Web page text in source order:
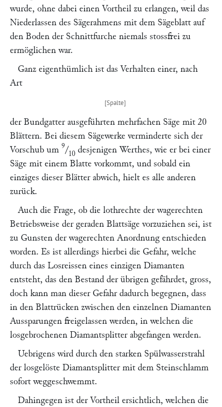
wurde, ohne dabei einen Vortheil zu erlangen, weil das
Niederlassen des Sägerahmens mit dem Sägeblatt auf
den Boden der Schnittfurche niemals stossfrei zu
ermöglichen war.
Ganz eigenthümlich ist das Verhalten einer, nach
Art
der Bundgatter ausgeführten mehrfachen Säge mit 20
Blättern. Bei diesem Sägewerke verminderte sich der
Vorschub um 9/10 desjenigen Werthes, wie er bei einer
Säge mit einem Blatte vorkommt, und sobald ein
einziges dieser Blätter abwich, hielt es alle anderen
zurück.
Auch die Frage, ob die lothrechte der wagerechten
Betriebsweise der geraden Blattsäge vorzuziehen sei, ist
zu Gunsten der wagerechten Anordnung entschieden
worden. Es ist allerdings hierbei die Gefahr, welche
durch das Losreissen eines einzigen Diamanten
entsteht, das den Bestand der übrigen gefährdet, gross,
doch kann man dieser Gefahr dadurch begegnen, dass
in den Blattrücken zwischen den einzelnen Diamanten
Aussparungen freigelassen werden, in welchen die
losgebrochenen Diamantsplitter abgefangen werden.
Uebrigens wird durch den starken Spülwasserstrahl
der losgelöste Diamantsplitter mit dem Steinschlamm
sofort weggeschwemmt.
Dahingegen ist der Vortheil ersichtlich, welchen die